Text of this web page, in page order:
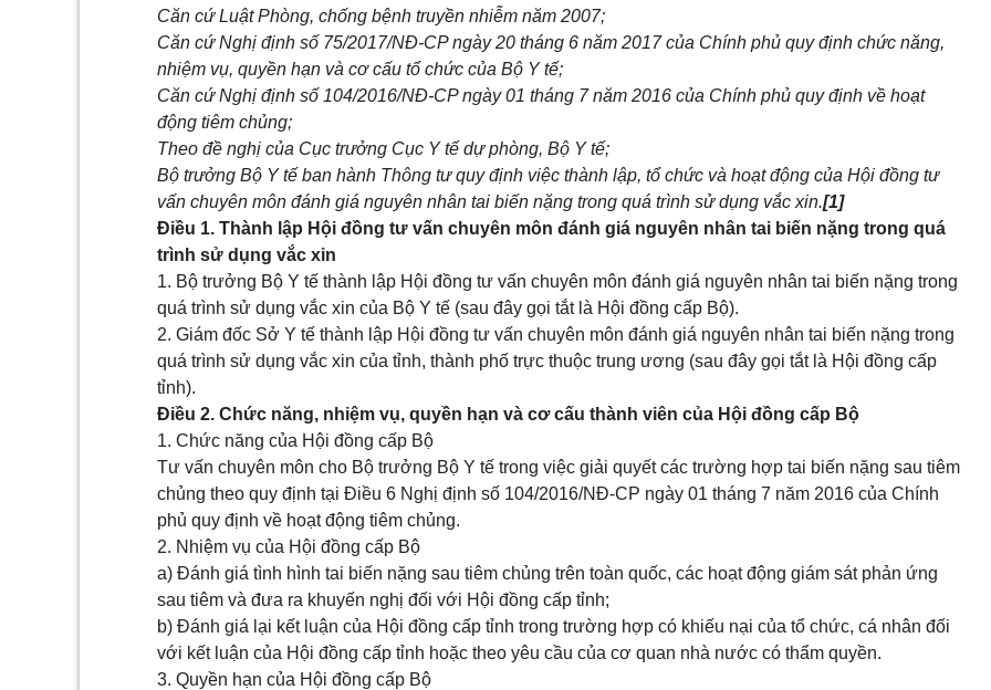
Căn cứ Luật Phòng, chống bệnh truyền nhiễm năm 2007;
Căn cứ Nghị định số 75/2017/NĐ-CP ngày 20 tháng 6 năm 2017 của Chính phủ quy định chức năng,
nhiệm vụ, quyền hạn và cơ cấu tổ chức của Bộ Y tế;
Căn cứ Nghị định số 104/2016/NĐ-CP ngày 01 tháng 7 năm 2016 của Chính phủ quy định về hoạt
động tiêm chủng;
Theo đề nghị của Cục trưởng Cục Y tế dự phòng, Bộ Y tế;
Bộ trưởng Bộ Y tế ban hành Thông tư quy định việc thành lập, tổ chức và hoạt động của Hội đồng tư
vấn chuyên môn đánh giá nguyên nhân tai biến nặng trong quá trình sử dụng vắc xin.[1]
Điều 1. Thành lập Hội đồng tư vấn chuyên môn đánh giá nguyên nhân tai biến nặng trong quá
trình sử dụng vắc xin
1. Bộ trưởng Bộ Y tế thành lập Hội đồng tư vấn chuyên môn đánh giá nguyên nhân tai biến nặng trong
quá trình sử dụng vắc xin của Bộ Y tế (sau đây gọi tắt là Hội đồng cấp Bộ).
2. Giám đốc Sở Y tế thành lập Hội đồng tư vấn chuyên môn đánh giá nguyên nhân tai biến nặng trong
quá trình sử dụng vắc xin của tỉnh, thành phố trực thuộc trung ương (sau đây gọi tắt là Hội đồng cấp
tỉnh).
Điều 2. Chức năng, nhiệm vụ, quyền hạn và cơ cấu thành viên của Hội đồng cấp Bộ
1. Chức năng của Hội đồng cấp Bộ
Tư vấn chuyên môn cho Bộ trưởng Bộ Y tế trong việc giải quyết các trường hợp tai biến nặng sau tiêm
chủng theo quy định tại Điều 6 Nghị định số 104/2016/NĐ-CP ngày 01 tháng 7 năm 2016 của Chính
phủ quy định về hoạt động tiêm chủng.
2. Nhiệm vụ của Hội đồng cấp Bộ
a) Đánh giá tình hình tai biến nặng sau tiêm chủng trên toàn quốc, các hoạt động giám sát phản ứng
sau tiêm và đưa ra khuyến nghị đối với Hội đồng cấp tỉnh;
b) Đánh giá lại kết luận của Hội đồng cấp tỉnh trong trường hợp có khiếu nại của tổ chức, cá nhân đối
với kết luận của Hội đồng cấp tỉnh hoặc theo yêu cầu của cơ quan nhà nước có thẩm quyền.
3. Quyền hạn của Hội đồng cấp Bộ